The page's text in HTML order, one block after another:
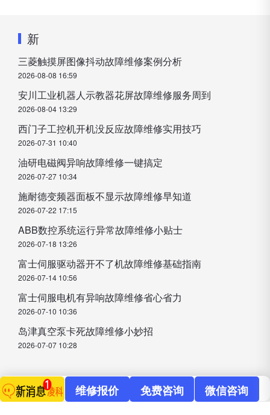
新
三菱触摸屏图像抖动故障维修案例分析
2026-08-08 16:59
安川工业机器人示教器花屏故障维修服务周到
2026-08-04 13:29
西门子工控机开机没反应故障维修实用技巧
2026-07-31 10:40
油研电磁阀异响故障维修一键搞定
2026-07-27 10:34
施耐德变频器面板不显示故障维修早知道
2026-07-22 17:15
ABB数控系统运行异常故障维修小贴士
2026-07-18 13:26
富士伺服驱动器开不了机故障维修基础指南
2026-07-14 10:56
富士伺服电机有异响故障维修省心省力
2026-07-10 10:36
岛津真空泵卡死故障维修小妙招
2026-07-07 10:28
维修报价 免费咨询 微信咨询